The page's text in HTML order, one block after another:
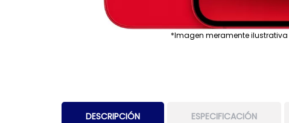
*Imagen meramente ilustrativa
DESCRIPCIÓN ESPECIFICACIÓN